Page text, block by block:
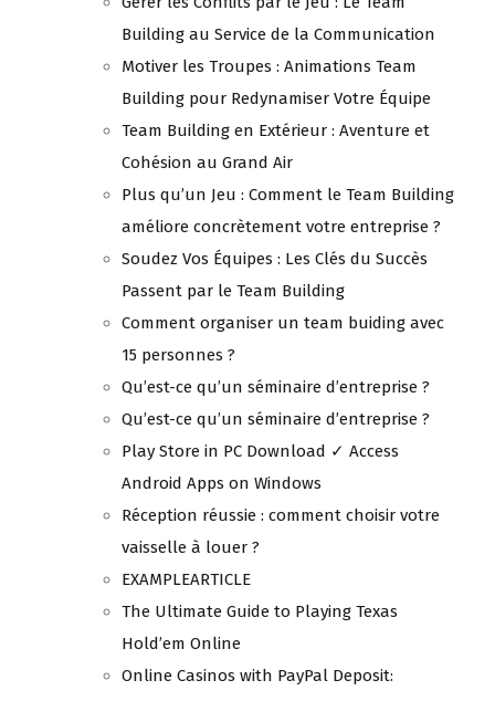
Building au Service de la Communication
Motiver les Troupes : Animations Team
Building pour Redynamiser Votre Équipe
Team Building en Extérieur : Aventure et
Cohésion au Grand Air
Plus qu’un Jeu : Comment le Team Building
améliore concrètement votre entreprise ?
Soudez Vos Équipes : Les Clés du Succès
Passent par le Team Building
Comment organiser un team buiding avec
15 personnes ?
Qu’est-ce qu’un séminaire d’entreprise ?
Qu’est-ce qu’un séminaire d’entreprise ?
Play Store in PC Download ✓ Access
Android Apps on Windows
Réception réussie : comment choisir votre
vaisselle à louer ?
EXAMPLEARTICLE
The Ultimate Guide to Playing Texas
Hold’em Online
Online Casinos with PayPal Deposit: